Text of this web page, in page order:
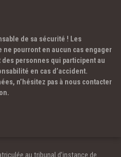
de sa sécurité ! Les
pourront en aucun cas engager
personnes qui participent au
en cas d’accident.
n’hésitez pas à nous contacter
au tribunal d’instance de